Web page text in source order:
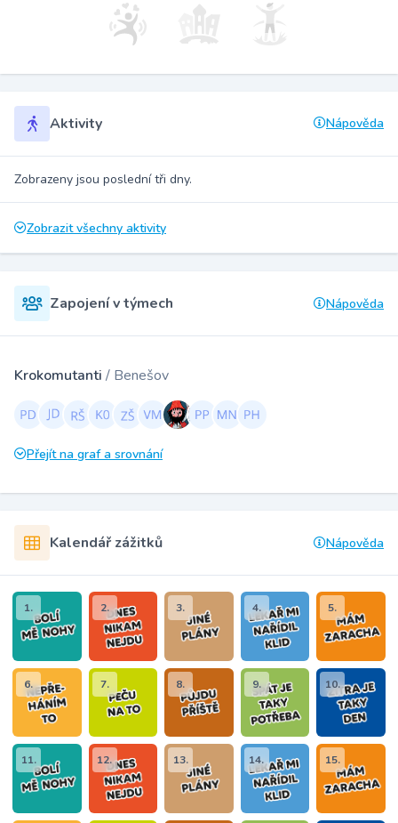
Aktivity Nápověda
Zobrazeny jsou poslední tři dny.
Zobrazit všechny aktivity
Zapojení v týmech Nápověda
Krokomutanti / Benešov
Přejít na graf a srovnání
Kalendář zážitků Nápověda
1. 2. 3. 4. 5.
6. 7. 8. 9. 10.
11. 12. 13. 14. 15.